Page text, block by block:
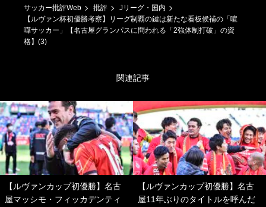
サッカー批評Web 批評
Jリーグ・国内
【ルヴァン杯初優勝考察】リーグ制覇の鍵は新たな看板候補の「喧
嘩サッカー」【名古屋グランパスに問われる「2強体制打破」の資
格】(3)
関連記事
【ルヴァンカップ初優勝】名古
屋マッシモ・フィッカデンティ
【ルヴァンカップ初優勝】名古
屋11年ぶりのタイトルを呼んだ